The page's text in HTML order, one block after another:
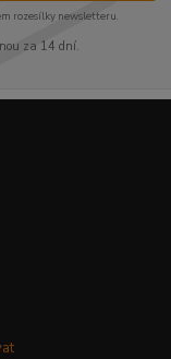
rozesílky newsletteru.
za 14 dní.